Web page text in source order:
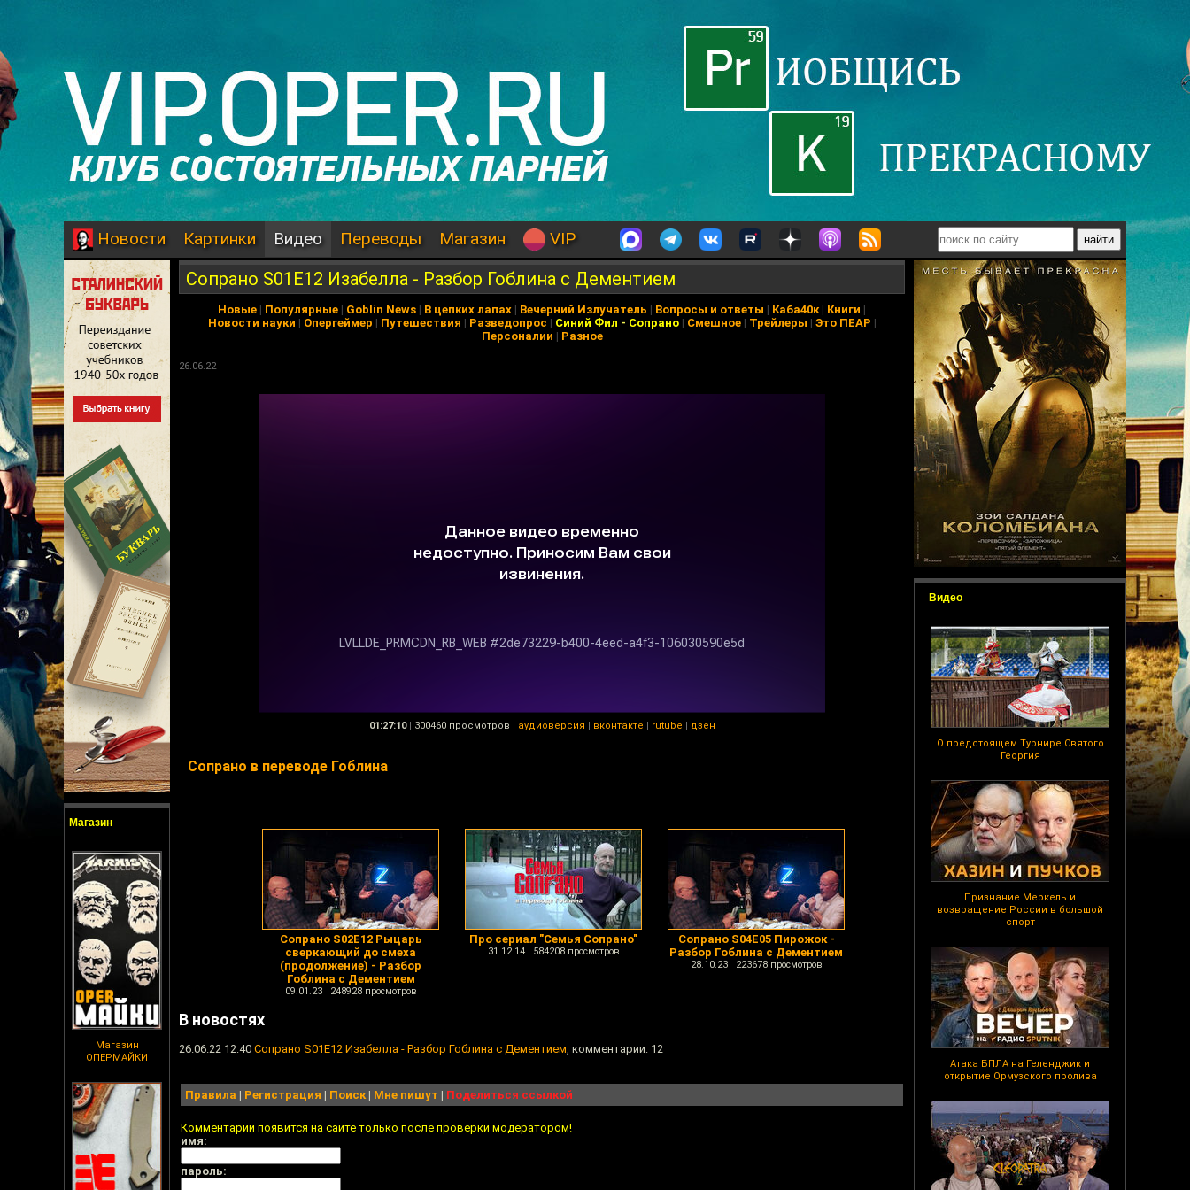
Новости Картинки Видео Переводы Магазин VIP
Магазин
Магазин
ОПЕРМАЙКИ
Видео
О предстоящем Турнире Святого
Георгия
Признание Меркель и
возвращение России в большой
спорт
Атака БПЛА на Геленджик и
открытие Ормузского пролива
Сопрано S01E12 Изабелла - Разбор Гоблина с Дементием
Новые | Популярные | Goblin News | В цепких лапах | Вечерний Излучатель | Вопросы и ответы | Каба40к| Книги |
Новости науки | Опергеймер | Путешествия | Разведопрос | Синий Фил - Сопрано| Смешное| Трейлеры | Это ПЕАР |
Персоналии | Разное
26.06.22
01:27:10 | 300460 просмотров | аудиоверсия | вконтакте | rutube | дзен
Сопрано в переводе Гоблина
Сопрано S02E12 Рыцарь
сверкающий до смеха
(продолжение) - Разбор
Гоблина с Дементием
09.01.23 248928 просмотров
Про сериал "Семья Сопрано"
31.12.14 584208 просмотров
Сопрано S04E05 Пирожок -
Разбор Гоблина с Дементием
28.10.23 223678 просмотров
В новостях
26.06.22 12:40 Сопрано S01E12 Изабелла - Разбор Гоблина с Дементием, комментарии: 12
Правила | Регистрация | Поиск| Мне пишут | Поделиться ссылкой
Комментарий появится на сайте только после проверки модератором!
имя:
пароль: